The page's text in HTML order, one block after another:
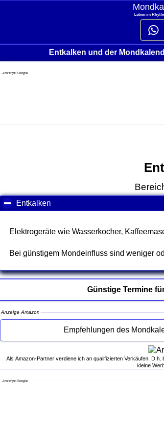
Leben im
Entkalken und der
Anzeige Google
Entkalken
Elektrogeräte wie Wasserkocher,
Bei günstigem Mondeinfluss sind weniger
Günstige Termine
Anzeige Amazon
Als Amazon-Partner verdiene ich an qualifizierten Verkäufen.
kleine
Anzeige Google